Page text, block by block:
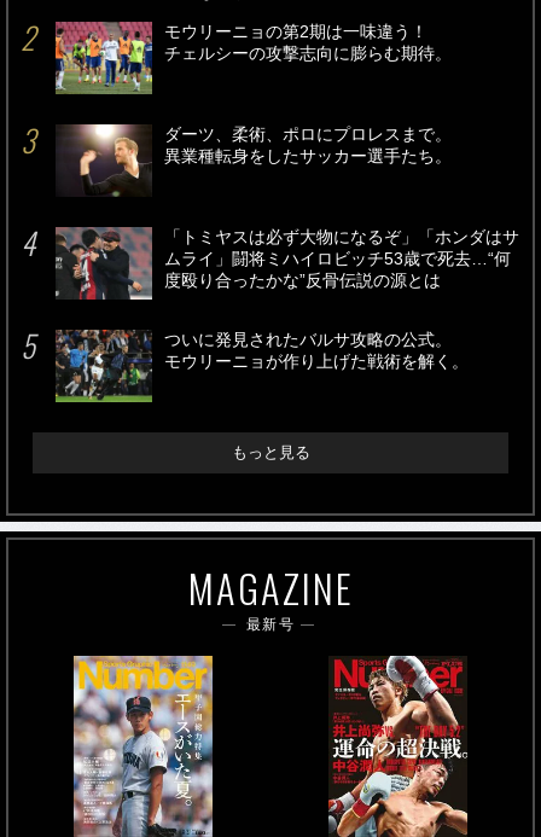
モウリーニョの第2期は一味違う！
チェルシーの攻撃志向に膨らむ期待。
ダーツ、柔術、ポロにプロレスまで。
異業種転身をしたサッカー選手たち。
「トミヤスは必ず大物になるぞ」「ホンダはサ
ムライ」闘将ミハイロビッチ53歳で死去…“何
度殴り合ったかな”反骨伝説の源とは
ついに発見されたバルサ攻略の公式。
モウリーニョが作り上げた戦術を解く。
もっと見る
MAGAZINE
最新号